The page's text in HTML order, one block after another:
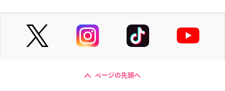
ページの先頭へ